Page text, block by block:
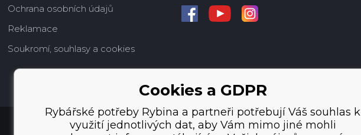
Ochrana osobních údajů
Reklamace
Soukromí, souhlasy a cookies
Cookies a GDPR
Rybářské potřeby Rybina a partneři potřebují Váš souhlas k
využití jednotlivých dat, aby Vám mimo jiné mohli